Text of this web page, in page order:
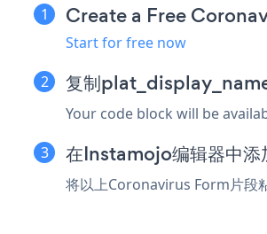
Create a Free
Start for free now
复制
Your code block will be
在Instamojo编辑器中
将以上Coronavirus Form片段